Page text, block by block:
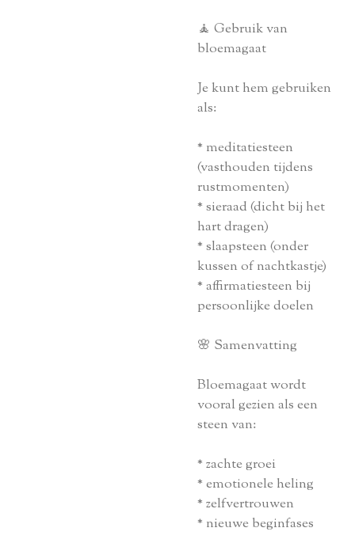
🧘 Gebruik van
bloemagaat
Je kunt hem gebruiken
als:
* meditatiesteen
(vasthouden tijdens
rustmomenten)
* sieraad (dicht bij het
hart dragen)
* slaapsteen (onder
kussen of nachtkastje)
* affirmatiesteen bij
persoonlijke doelen
🌸 Samenvatting
Bloemagaat wordt
vooral gezien als een
steen van:
* zachte groei
* emotionele heling
* zelfvertrouwen
* nieuwe beginfases